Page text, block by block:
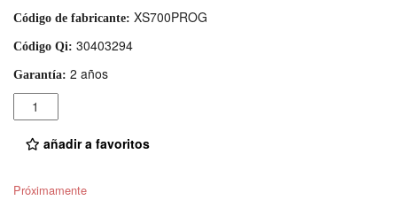
Código de fabricante: XS700PROG
Código Qi: 30403294
Garantía: 2 años
Cantidad
añadir a favoritos
Próximamente